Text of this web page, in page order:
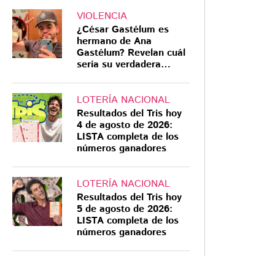
VIOLENCIA
¿César Gastélum es
hermano de Ana
Gastélum? Revelan cuál
sería su verdadera
LOTERÍA NACIONAL
Resultados del Tris hoy
4 de agosto de 2026:
LISTA completa de los
números ganadores
LOTERÍA NACIONAL
Resultados del Tris hoy
5 de agosto de 2026:
LISTA completa de los
números ganadores